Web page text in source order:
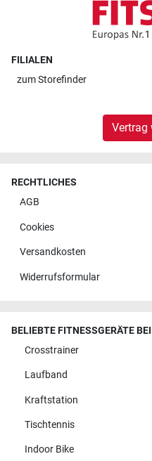
FILIALEN
zumStorefinder
Vertrag
RECHTLICHES
AGB
Cookies
Versandkosten
Widerrufsformular
BELIEBTE FITNESSGERÄTE
Crosstrainer
Laufband
Kraftstation
Tischtennis
Indoor Bike